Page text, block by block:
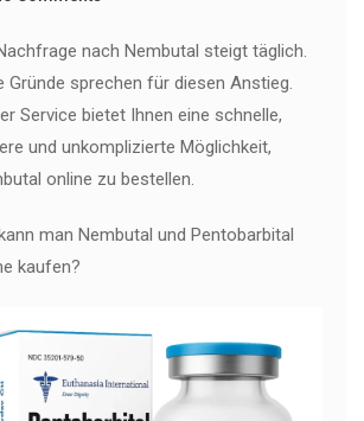
nach Nembutal steigt täglich.
Gründe sprechen für diesen Anstieg.
Service bietet Ihnen eine schnelle,
und unkomplizierte Möglichkeit,
online zu bestellen.
man Nembutal und Pentobarbital
kaufen?